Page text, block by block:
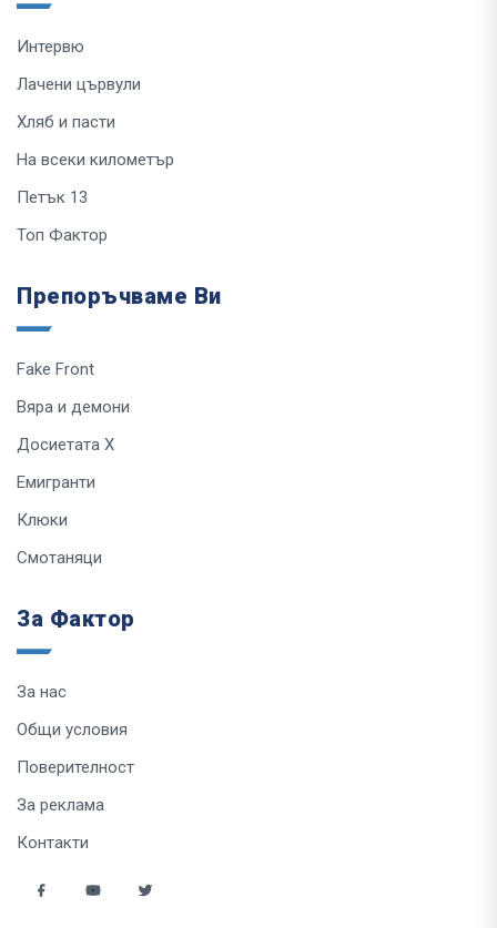
Интервю
Лачени цървули
Хляб и пасти
На всеки километър
Петък 13
Топ Фактор
Препоръчваме Ви
Fake Front
Вяра и демони
Досиетата Х
Емигранти
Клюки
Смотаняци
За Фактор
За нас
Общи условия
Поверителност
За реклама
Контакти